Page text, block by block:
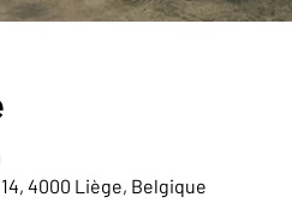
4000 Liège, Belgique